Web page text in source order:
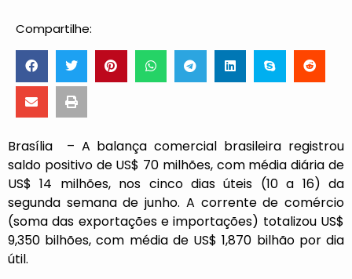
Compartilhe:
Brasília – A balança comercial brasileira registrou
saldo positivo de US$ 70 milhões, com média diária de
US$ 14 milhões, nos cinco dias úteis (10 a 16) da
segunda semana de junho. A corrente de comércio
(soma das exportações e importações) totalizou US$
9,350 bilhões, com média de US$ 1,870 bilhão por dia
útil.